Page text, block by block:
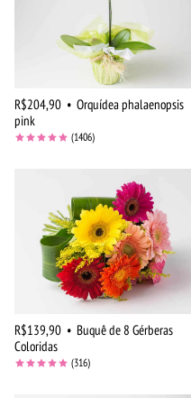
R$204,90 • Orquídea phalaenopsis
pink
(1406)
R$139,90 • Buquê de 8 Gérberas
Coloridas
(316)